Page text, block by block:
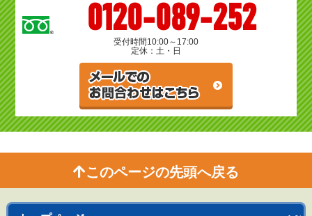
0120-089-252
受付時間10:00～17:00
定休：土・日
このページの先頭へ戻る